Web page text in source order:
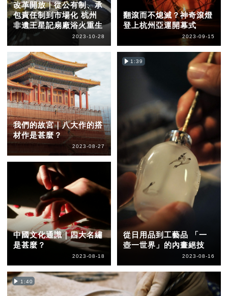
改革開放｜從公有制、承
包責任制到市場化 杭州
非遺王星記扇廠浴火重生
2023-10-28
翻滾而不熄滅？神奇滾燈
登上杭州亞運開幕式
2023-09-15
我們的故宮｜八大作的搭
材作是甚麼？
2023-08-27
中國文化通識｜四大名繡
是甚麼？
2023-08-18
1:39
從日用品到工藝品 「一
壺一世界」的內畫絕技
2023-08-16
1:40